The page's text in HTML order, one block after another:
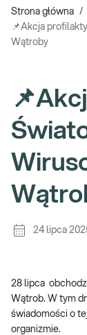
Strona główna /
📌Akcja
Wątroby
24 lipca
28 lipca
Wątrob. W tym
świadomości o
organizmie.